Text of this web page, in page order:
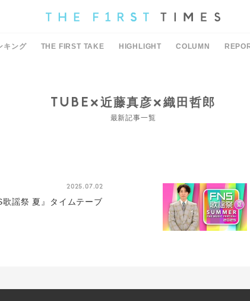
キング THE FIRST TAKE HIGHLIGHT COLUMN
TUBE×近藤真彦×織田哲郎
最新記事一覧
2025.07.02
謡祭 夏』タイムテーブ